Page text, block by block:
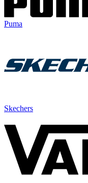
Puma
Skechers